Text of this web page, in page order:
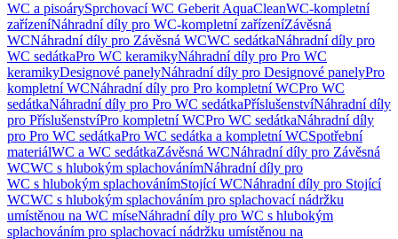
WC a pisoárySprchovací WC Geberit AquaCleanWC-kompletní
zařízeníNáhradní díly pro WC-kompletní zařízeníZávěsná
WCNáhradní díly pro Závěsná WCWC sedátkaNáhradní díly pro
WC sedátkaPro WC keramikyNáhradní díly pro Pro WC
keramikyDesignové panelyNáhradní díly pro Designové panelyPro
kompletní WCNáhradní díly pro Pro kompletní WCPro WC
sedátkaNáhradní díly pro Pro WC sedátkaPříslušenstvíNáhradní díly
pro PříslušenstvíPro kompletní WCPro WC sedátkaNáhradní díly
pro Pro WC sedátkaPro WC sedátka a kompletní WCSpotřební
materiálWC a WC sedátkaZávěsná WCNáhradní díly pro Závěsná
WCWC s hlubokým splachovánímNáhradní díly pro
WC s hlubokým splachovánímStojící WCNáhradní díly pro Stojící
WCWC s hlubokým splachováním pro splachovací nádržku
umístěnou na WC míseNáhradní díly pro WC s hlubokým
splachováním pro splachovací nádržku umístěnou na